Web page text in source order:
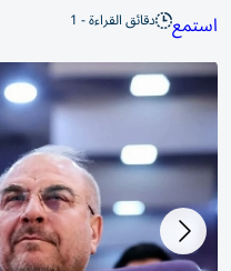
استمع دقائق القراءة - 1